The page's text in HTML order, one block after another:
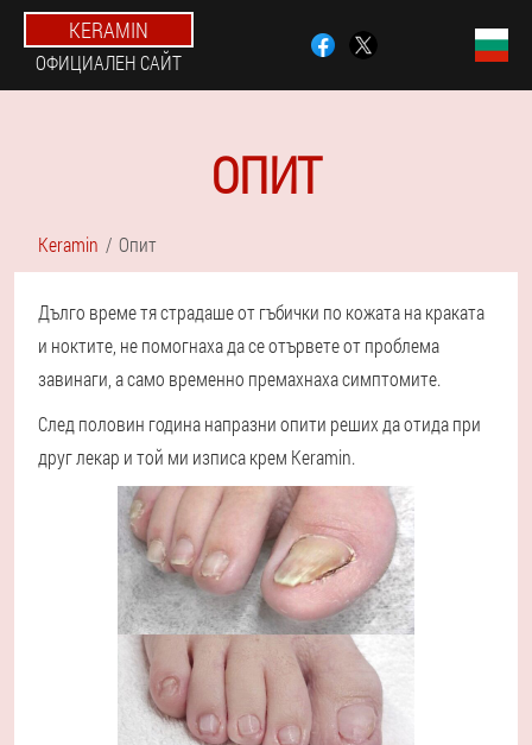
KERAMIN
ОФИЦИАЛЕН САЙТ
ОПИТ
Keramin Опит
Дълго време тя страдаше от гъбички по кожата на краката
и ноктите, не помогнаха да се отървете от проблема
завинаги, а само временно премахнаха симптомите.
След половин година напразни опити реших да отида при
друг лекар и той ми изписа крем Keramin.